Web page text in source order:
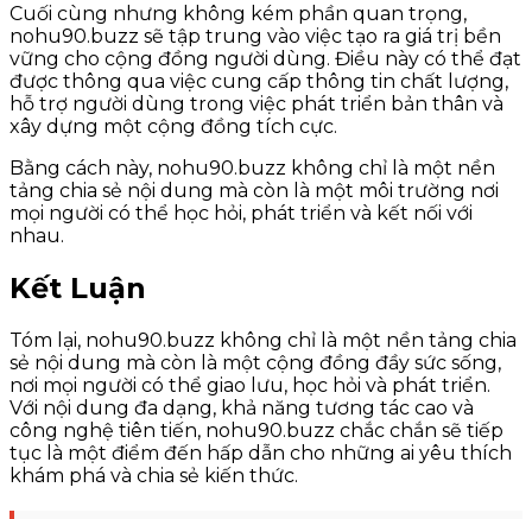
Cuối cùng nhưng không kém phần quan trọng,
nohu90.buzz sẽ tập trung vào việc tạo ra giá trị bền
vững cho cộng đồng người dùng. Điều này có thể đạt
được thông qua việc cung cấp thông tin chất lượng,
hỗ trợ người dùng trong việc phát triển bản thân và
xây dựng một cộng đồng tích cực.
Bằng cách này, nohu90.buzz không chỉ là một nền
tảng chia sẻ nội dung mà còn là một môi trường nơi
mọi người có thể học hỏi, phát triển và kết nối với
nhau.
Kết Luận
Tóm lại, nohu90.buzz không chỉ là một nền tảng chia
sẻ nội dung mà còn là một cộng đồng đầy sức sống,
nơi mọi người có thể giao lưu, học hỏi và phát triển.
Với nội dung đa dạng, khả năng tương tác cao và
công nghệ tiên tiến, nohu90.buzz chắc chắn sẽ tiếp
tục là một điểm đến hấp dẫn cho những ai yêu thích
khám phá và chia sẻ kiến thức.